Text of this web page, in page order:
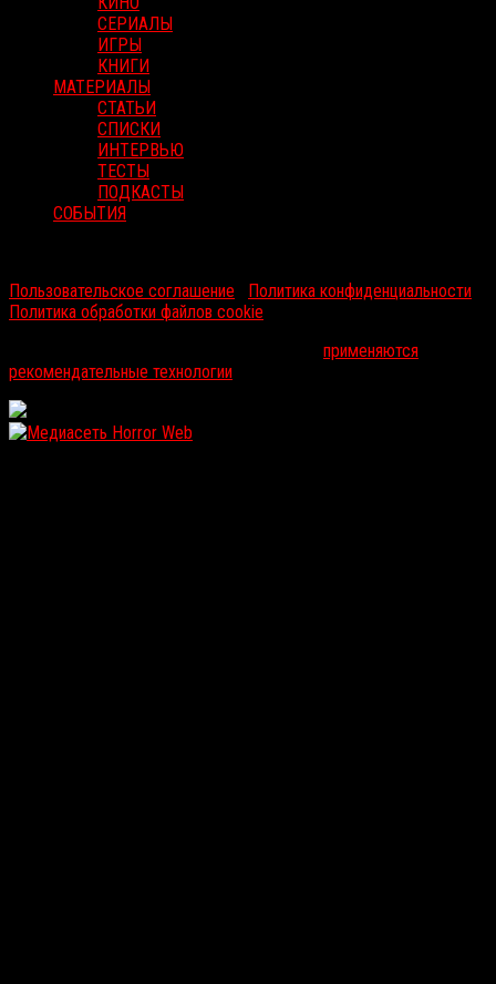
СЕРИАЛЫ
ИГРЫ
КНИГИ
МАТЕРИАЛЫ
СТАТЬИ
СПИСКИ
ИНТЕРВЬЮ
ТЕСТЫ
ПОДКАСТЫ
СОБЫТИЯ
Пользовательское соглашение
Политика конфиденциальности
Политика обработки файлов cookie
применяются
рекомендательные технологии